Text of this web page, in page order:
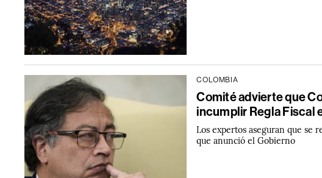
COLOMBIA
Comité advierte que
incumplir Regla Fiscal
Los expertos aseguran que se
que anunció el Gobierno